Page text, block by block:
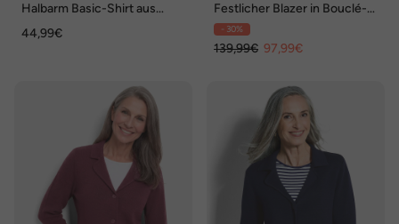
Halbarm Basic-Shirt aus
44,99€
Festlicher Blazer in Bouclé-
Optik
- 30%
139,99€ 97,99€